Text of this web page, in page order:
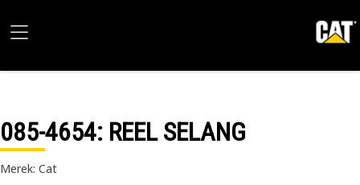
085-4654: REEL SELANG
Merek: Cat